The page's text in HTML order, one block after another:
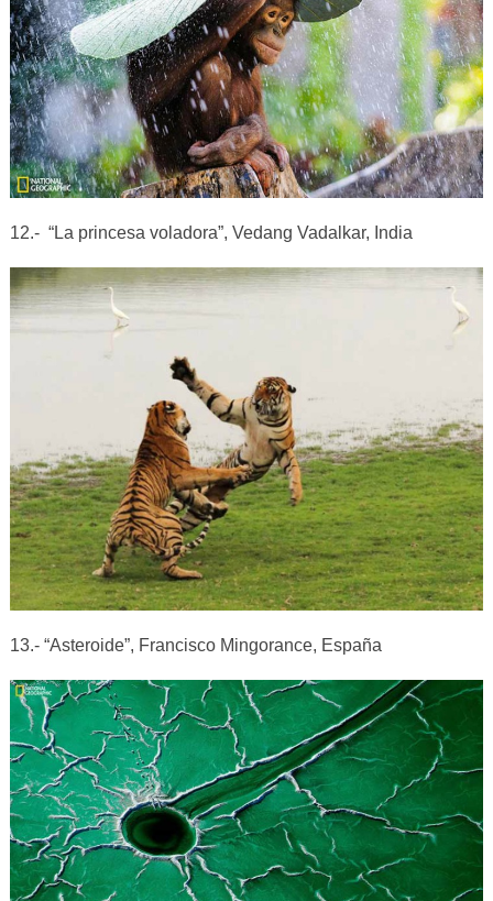
12.- “La princesa voladora”, Vedang Vadalkar, India
13.- “Asteroide”, Francisco Mingorance, España